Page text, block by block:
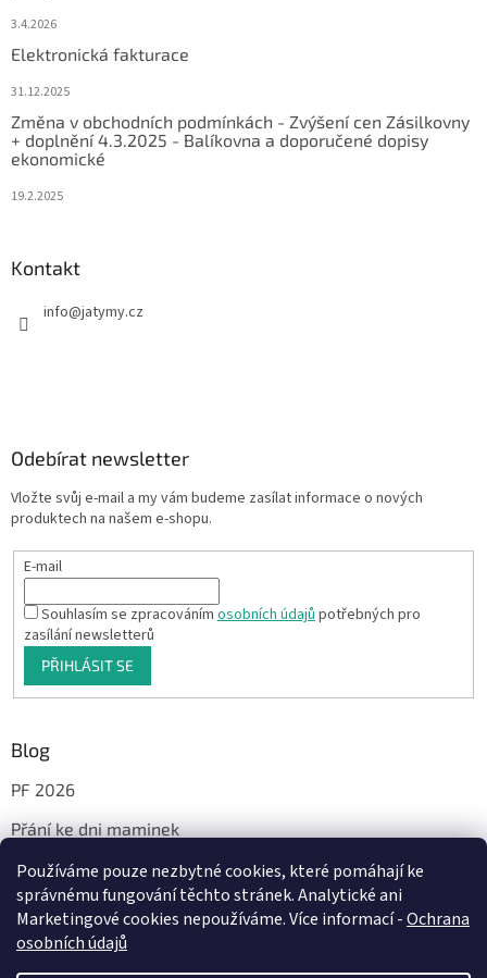
Používáme pouze nezbytné cookies, které pomáhají ke
správnému fungování těchto stránek. Analytické ani
Marketingové cookies nepoužíváme. Více informací -Ochrana
osobních údajů
3.4.2026
Elektronická fakturace
31.12.2025
Změna v obchodních podmínkách - Zvýšení cen Zásilkovny
+ doplnění 4.3.2025 - Balíkovna a doporučené dopisy
ekonomické
19.2.2025
Kontakt
info@jatymy.cz
Odebírat newsletter
Vložte svůj e-mail a my vám budeme zasílat informace o nových
produktech na našem e-shopu.
E-mail
Souhlasím se zpracovánímosobních údajůpotřebných pro
zasílání newsletterů
PŘIHLÁSIT SE
Blog
PF 2026
Přání ke dni maminek
Facebook